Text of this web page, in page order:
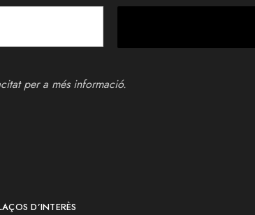
per a més informació.
D’INTERÈS